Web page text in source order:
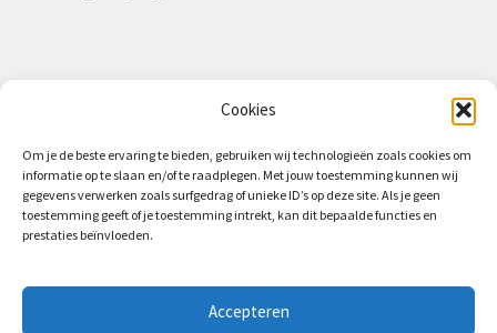
Cookies
Om je de beste ervaring te bieden, gebruiken wij technologieën zoals cookies om
informatie op te slaan en/of te raadplegen. Met jouw toestemming kunnen wij
gegevens verwerken zoals surfgedrag of unieke ID’s op deze site. Als je geen
toestemming geeft of je toestemming intrekt, kan dit bepaalde functies en
prestaties beïnvloeden.
Accepteren
Algemene Voorwaarden (B2B)
Privacy & Cookiebeleid